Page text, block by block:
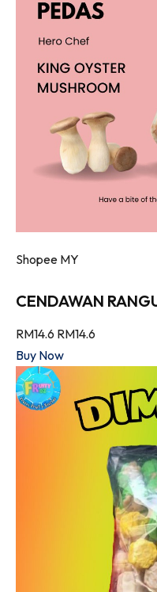
Shopee MY
CENDAWAN
RM14.6 RM14.6
Buy Now